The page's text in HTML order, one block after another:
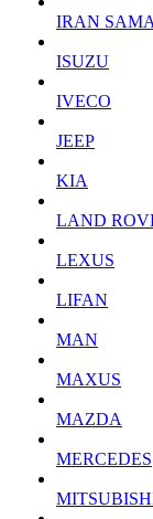
IRAN
ISUZU
IVECO
JEEP
KIA
LAND
LEXUS
LIFAN
MAN
MAXUS
MAZDA
MERCEDES